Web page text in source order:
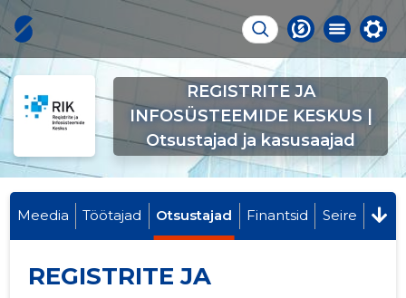
REGISTRITE JA
INFOSÜSTEEMIDE KESKUS |
Otsustajad ja kasusaajad
Meedia Töötajad Otsustajad Finantsid Seire
REGISTRITE JA